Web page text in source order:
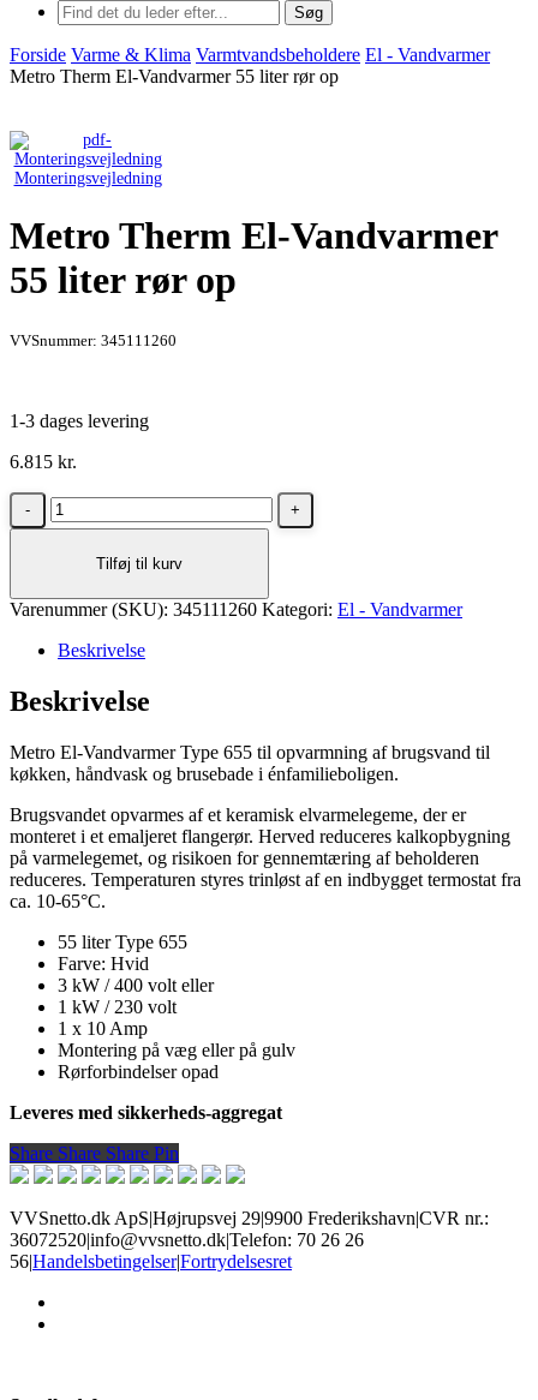
Søg
Forside Varme & Klima Varmtvandsbeholdere El - Vandvarmer
Metro Therm El-Vandvarmer 55 liter rør op
Monteringsvejledning
Metro Therm El-Vandvarmer
55 liter rør op
VVSnummer: 345111260
1-3 dages levering
6.815 kr.
Metro
Therm
Vandvarmer
liter
op
Tilføj til kurv
Varenummer (SKU): 345111260 Kategori: El - Vandvarmer
Beskrivelse
Beskrivelse
Metro El-Vandvarmer Type 655 til opvarmning af brugsvand til
køkken, håndvask og brusebade i énfamilieboligen.
Brugsvandet opvarmes af et keramisk elvarmelegeme, der er
monteret i et emaljeret flangerør. Herved reduceres kalkopbygning
på varmelegemet, og risikoen for gennemtæring af beholderen
reduceres. Temperaturen styres trinløst af en indbygget termostat fra
ca. 10-65°C.
55 liter Type 655
Farve: Hvid
3 kW / 400 volt eller
1 kW / 230 volt
1 x 10 Amp
Montering på væg eller på gulv
Rørforbindelser opad
Leveres med sikkerheds-aggregat
Share
Share Share Share Pin
VVSnetto.dk ApS|Højrupsvej 29|9900 Frederikshavn|CVR nr.:
36072520|info@vvsnetto.dk|Telefon: 70 26 26
56|Handelsbetingelser|Fortrydelsesret